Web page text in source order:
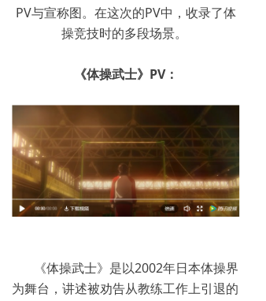
PV与宣称图。在这次的PV中，收录了体
操竞技时的多段场景。
《体操武士》PV：
《体操武士》是以2002年日本体操界
为舞台，讲述被劝告从教练工作上引退的